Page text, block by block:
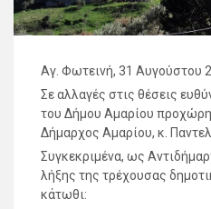
Αγ. Φωτεινή, 31 Αυγούστου
Σε αλλαγές στις θέσεις
του Δήμου Αμαρίου
Δήμαρχος Αμαρίου, κ.
Συγκεκριμένα, ως
λήξης της τρέχουσας
κάτωθι: